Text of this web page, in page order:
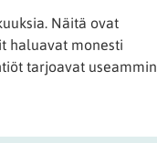
Näitä ovat
haluavat monesti
tarjoavat useammin